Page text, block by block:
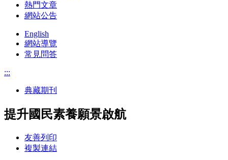
熱門文章
網站公告
English
網站導覽
常見問答
:::
典藏期刊
提升國民素養願景啟航
友善列印
複製連結